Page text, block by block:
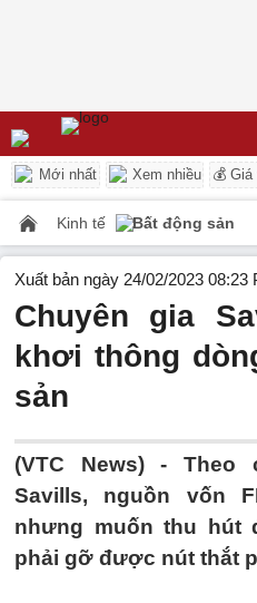
Mới nhất Xem nhiều 💰 Giá
Kinh tế Bất động sản
Xuất bản ngày 24/02/2023 08:23
Chuyên gia
khơi thông
sản
(VTC News) -Theo
Savills, nguồn vốn
nhưng muốn thu hút
phải gỡ được nút thắt